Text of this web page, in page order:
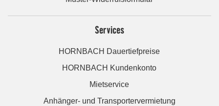
Services
HORNBACH Dauertiefpreise
HORNBACH Kundenkonto
Mietservice
Anhänger- und Transportervermietung